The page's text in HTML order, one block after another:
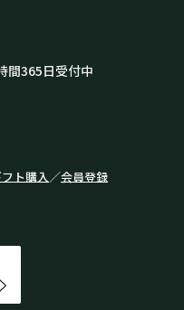
間365日受付中
ト購入／会員登録